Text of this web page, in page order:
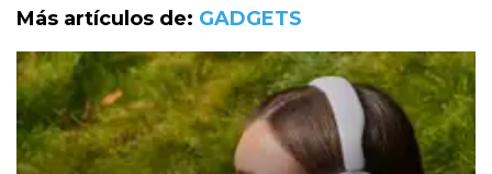
Más artículos de: GADGETS